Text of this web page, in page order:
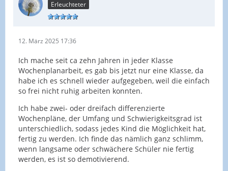
Erleuchteter
12. März 2025 17:36
Ich mache seit ca zehn Jahren in jeder Klasse
Wochenplanarbeit, es gab bis jetzt nur eine Klasse, da
habe ich es schnell wieder aufgegeben, weil die einfach
so frei nicht ruhig arbeiten konnten.
Ich habe zwei- oder dreifach differenzierte
Wochenpläne, der Umfang und Schwierigkeitsgrad ist
unterschiedlich, sodass jedes Kind die Möglichkeit hat,
fertig zu werden. Ich finde das nämlich ganz schlimm,
wenn langsame oder schwächere Schüler nie fertig
werden, es ist so demotivierend.